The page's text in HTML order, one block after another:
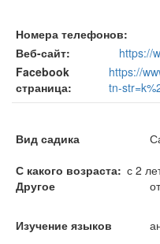
Номера телефонов
Веб-сайт
https://
Facebook
страница
https://
tn-
Вид садика
С какого возраста с 2
Другое
Изучение языков